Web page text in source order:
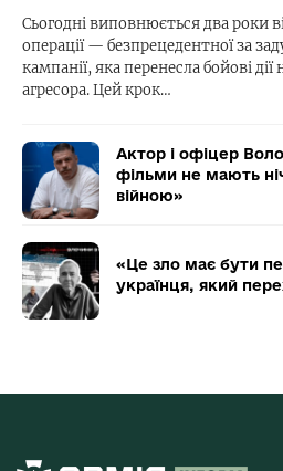
Сьогодні виповнюється два роки
операції — безпрецедентної за
кампанії, яка перенесла бойові
агресора. Цей крок…
Актор і офіцер
фільми не мають
війною»
«Це зло має бути
українця, який